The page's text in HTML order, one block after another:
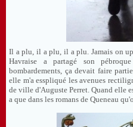
Il a plu, il a plu, il a plu. Jamais on
Havraise a partagé son
bombardements, ça devait faire
elle m'a esspliqué les avenues
de ville d'Auguste Perret. Quand elle
a que dans les romans de Queneau